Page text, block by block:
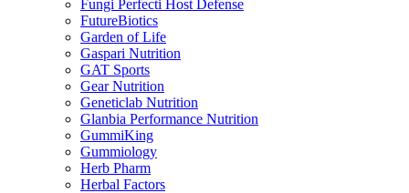
Fungi Perfecti Host Defense
FutureBiotics
Garden of Life
Gaspari Nutrition
GAT Sports
Gear Nutrition
Geneticlab Nutrition
Glanbia Performance Nutrition
GummiKing
Gummiology
Herb Pharm
Herbal Factors